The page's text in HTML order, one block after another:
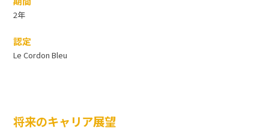
2年
認定
Le Cordon Bleu
将来のキャリア展望